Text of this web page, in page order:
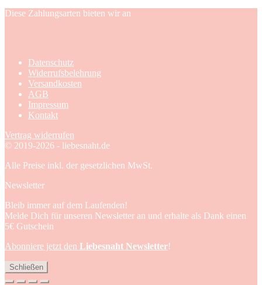
Diese Zahlungsarten bieten wir an
Datenschutz
Widerrufsbelehrung
Versandkosten
AGB
Impressum
Kontakt
Vertrag widerrufen
© 2019-2026 - liebesnaht.de
Alle Preise inkl. der gesetzlichen MwSt.
Newsletter
Bleib immer auf dem Laufenden!
Melde Dich für unseren Newsletter an und erhalte als Dank einen
5€ Gutschein
Abonniere jetzt den Liebesnaht Newsletter!
Schließen